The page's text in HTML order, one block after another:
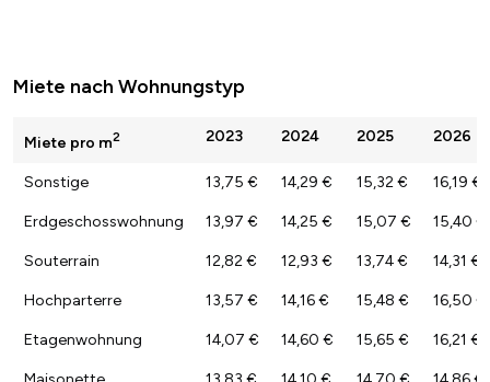
Miete nach Wohnungstyp
Miete pro m2 2023 2024 2025 2026
Sonstige 13,75 € 14,29 € 15,32 € 16,19 €
Erdgeschosswohnung 13,97 € 14,25 € 15,07 € 15,40 €
Souterrain 12,82 € 12,93 € 13,74 € 14,31 €
Hochparterre 13,57 € 14,16 € 15,48 € 16,50 €
Etagenwohnung 14,07 € 14,60 € 15,65 € 16,21 €